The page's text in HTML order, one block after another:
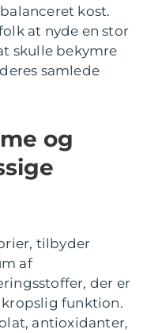
kost.
at nyde en stor
skulle bekymre
samlede
og
tilbyder
af
der er
funktion.
antioxidanter,